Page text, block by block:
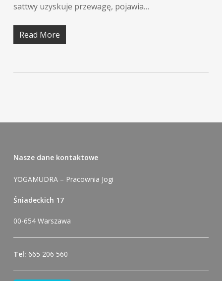
sattwy uzyskuje przewagę, pojawia…
Read More
Nasze dane kontaktowe
YOGAMUDRA – Pracownia Jogi
Śniadeckich 17
00-654 Warszawa
Tel: 665 206 560